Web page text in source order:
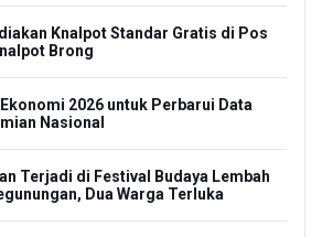
Knalpot Standar Gratis di Pos
Brong
2026 untuk Perbarui Data
Nasional
Terjadi di Festival Budaya Lembah
Dua Warga Terluka